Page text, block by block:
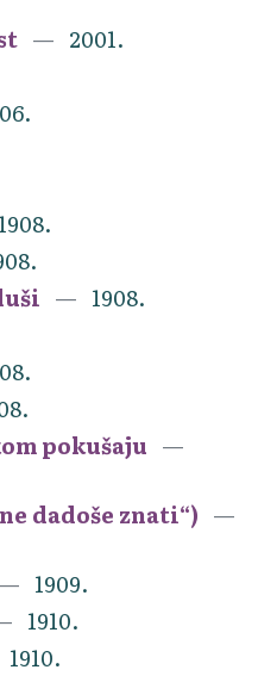
2001.
1908.
1908.
pokušaju
dadoše znati“)
1909.
1910.
1910.